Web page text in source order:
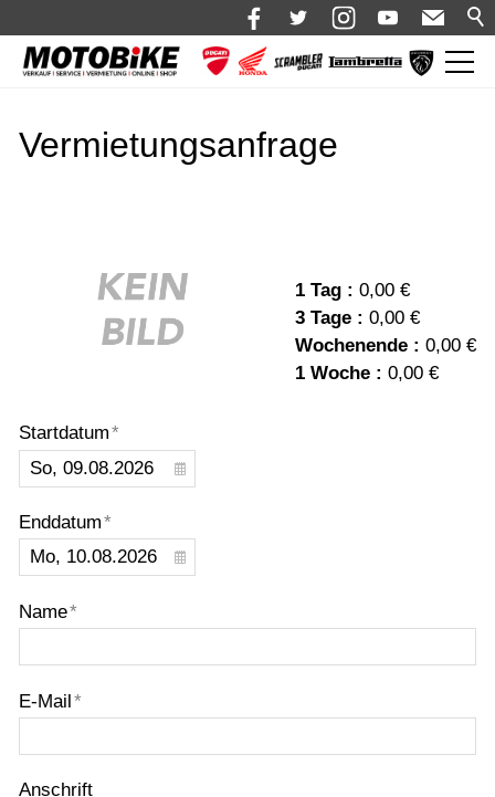
Shop 🛒
Bekleidung
Service
Karriere bei Motobike.de
Inhaltsverzeichnis
Datenschutz
Über uns
Vermietungsanfrage
1 Tag : 0,00 €
3 Tage : 0,00 €
Wochenende : 0,00 €
1 Woche : 0,00 €
Startdatum*
Enddatum*
Name*
E-Mail*
Anschrift